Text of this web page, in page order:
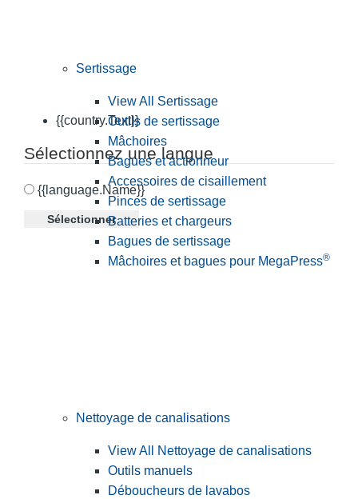
{{country.Text}}
Sélectionnez une langue
{{language.Name}}
Sélectionner
Sertissage
View All Sertissage
Outils de sertissage
Mâchoires
Bagues et actionneur
Accessoires de cisaillement
Pinces de sertissage
Batteries et chargeurs
Bagues de sertissage
Mâchoires et bagues pour MegaPress®
Nettoyage de canalisations
View All Nettoyage de canalisations
Outils manuels
Déboucheurs de lavabos